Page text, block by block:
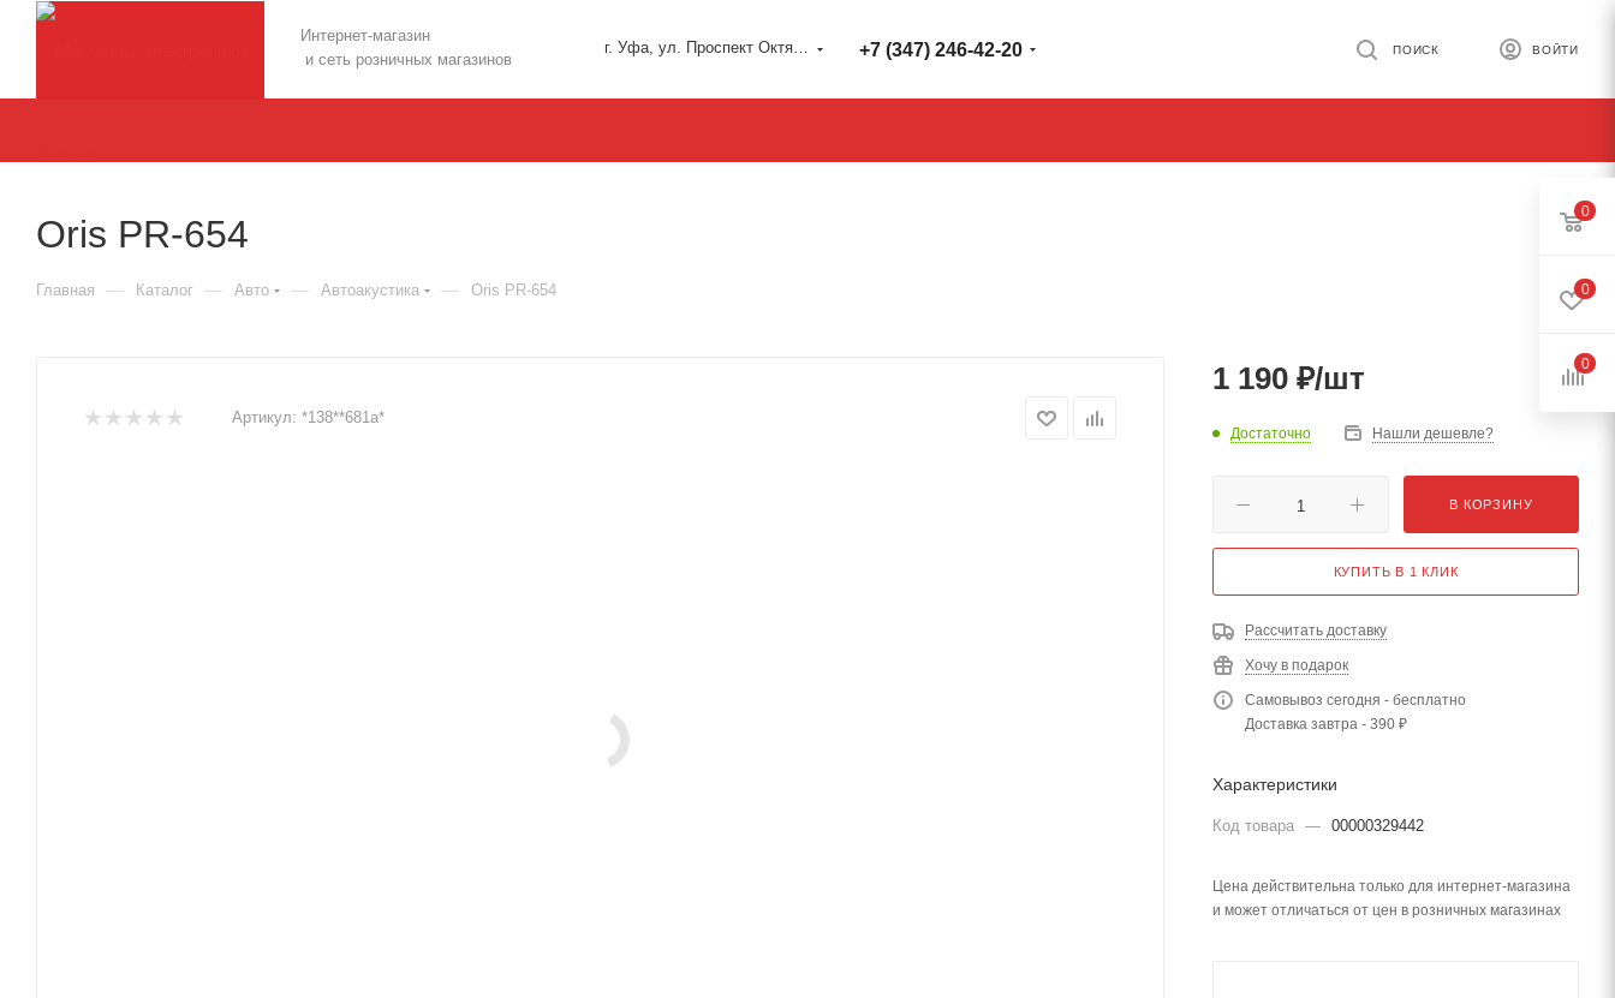
Интернет-магазин
и сеть розничных магазинов
г. Уфа, ул. Проспект Октября 127 +7 (347) 246-42-20 ВОЙТИ
ПОИСК
Oris PR-654
Главная — Каталог — Авто — Автоакустика — Oris PR-654
Артикул: *138**681а*
1 190 ₽/шт
Достаточно Нашли дешевле?
В КОРЗИНУ
КУПИТЬ В 1 КЛИК
Рассчитать доставку
Хочу в подарок
Самовывоз сегодня - бесплатно
Доставка завтра - 390 ₽
Характеристики
Код товара — 00000329442
Цена действительна только для интернет-магазина
и может отличаться от цен в розничных магазинах
0
0
0